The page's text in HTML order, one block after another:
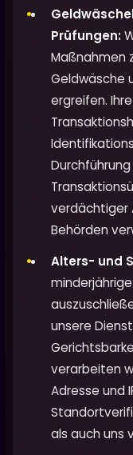
Prüfungen:
Maßnahmen
Geldwäsche
ergreifen.
verdächtiger
Behörden
Alters- und
unsere
verarbeiten
Adresse und
als auch uns